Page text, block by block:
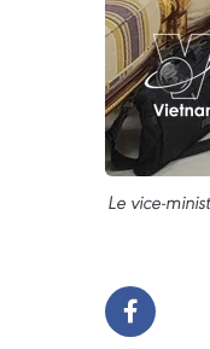
Le vice-